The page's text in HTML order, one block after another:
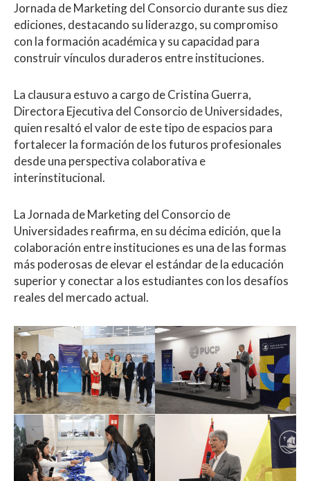
Jornada de Marketing del Consorcio durante sus diez
ediciones, destacando su liderazgo, su compromiso
con la formación académica y su capacidad para
construir vínculos duraderos entre instituciones.
La clausura estuvo a cargo de Cristina Guerra,
Directora Ejecutiva del Consorcio de Universidades,
quien resaltó el valor de este tipo de espacios para
fortalecer la formación de los futuros profesionales
desde una perspectiva colaborativa e
interinstitucional.
La Jornada de Marketing del Consorcio de
Universidades reafirma, en su décima edición, que la
colaboración entre instituciones es una de las formas
más poderosas de elevar el estándar de la educación
superior y conectar a los estudiantes con los desafíos
reales del mercado actual.